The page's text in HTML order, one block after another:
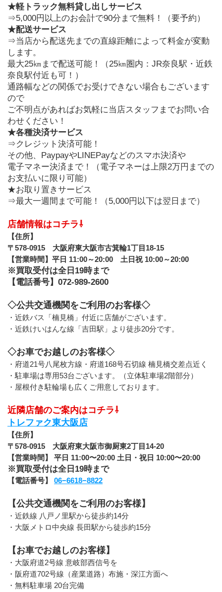
★軽トラック無料貸し出しサービス
⇒5,000円以上のお会計で90分まで無料！（要予約）
★配送サービス
⇒当店から配送先までの直線距離によって料金が変動
します。
最大25㎞まで配送可能！（25㎞圏内：JR奈良駅・近鉄
奈良駅付近も可！）
通路幅などの関係でお受けできない場合もございます
ので
ご不明点があればお気軽に当店スタッフまでお問い合
わせください！
★各種決済サービス
⇒クレジット決済可能！
その他、PaypayやLINEPayなどのスマホ決済や
電子マネー決済まで！（電子マネーは上限2万円までの
お支払いに限り可能）
★お取り置きサービス
⇒最大一週間まで可能！（5,000円以下は翌日まで）
店舗情報はコチラ⇩
【住所】
〒578-0915　大阪府東大阪市古箕輪1丁目18-15
【営業時間】平日 11:00～20:00　土日祝 10:00～20:00
※買取受付は全日19時まで
【電話番号】072-989-2600
◇公共交通機関をご利用のお客様◇
・近鉄バス「楠見橋」付近に店舗がございます。
・近鉄けいはんな線「吉田駅」より徒歩20分です。
◇お車でお越しのお客様◇
・府道21号八尾枚方線・府道168号石切線 楠見橋交差点近く
・駐車場は専用53台ございます。（立体駐車場2階部分）
・屋根付き駐輪場も広くご用意しております。
近隣店舗のご案内はコチラ⇩
トレファク東大阪店
【住所】
〒578-0915　大阪府東大阪市御厨東2丁目14-20
【営業時間】 平日 11:00〜20:00 土日・祝日 10:00〜20:00
※買取受付は全日19時まで
【電話番号】 06−6618−8822
【公共交通機関をご利用のお客様】
・近鉄線 八戸ノ里駅から徒歩約14分
・大阪メトロ中央線 長田駅から徒歩約15分
【お車でお越しのお客様】
・大阪府道2号線 意岐部西信号を
・阪府道702号線（産業道路）布施・深江方面へ
・無料駐車場 20台完備